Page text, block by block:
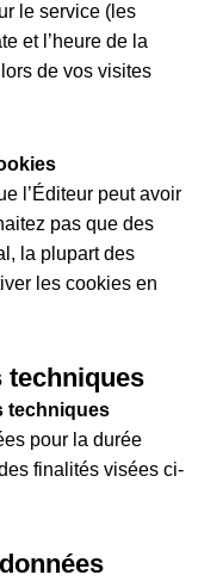
le service (les
et l’heure de la
de vos visites
l’Éditeur peut avoir
pas que des
la plupart des
les cookies en
techniques
techniques
pour la durée
finalités visées ci-